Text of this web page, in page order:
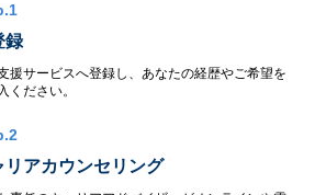
録
援サービスへ登録し、あなたの経歴やご希望を
ください。
リアカウンセリング